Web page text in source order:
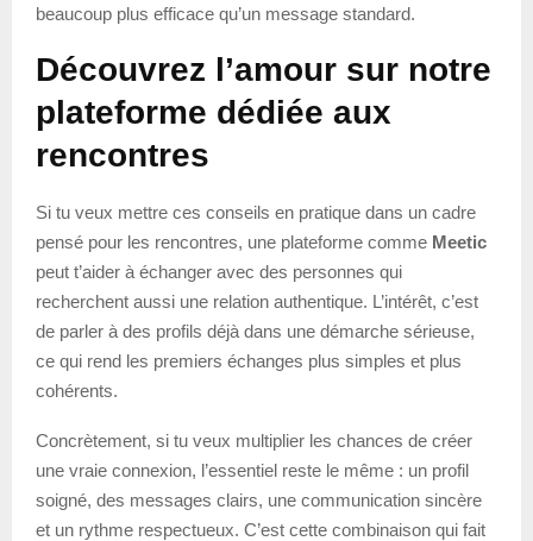
beaucoup plus efficace qu’un message standard.
Découvrez l’amour sur notre
plateforme dédiée aux
rencontres
Si tu veux mettre ces conseils en pratique dans un cadre
pensé pour les rencontres, une plateforme comme Meetic
peut t’aider à échanger avec des personnes qui
recherchent aussi une relation authentique. L’intérêt, c’est
de parler à des profils déjà dans une démarche sérieuse,
ce qui rend les premiers échanges plus simples et plus
cohérents.
Concrètement, si tu veux multiplier les chances de créer
une vraie connexion, l’essentiel reste le même : un profil
soigné, des messages clairs, une communication sincère
et un rythme respectueux. C’est cette combinaison qui fait